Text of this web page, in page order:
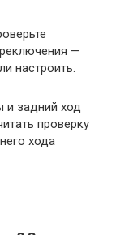
—
настроить.
и задний ход
проверку
хода